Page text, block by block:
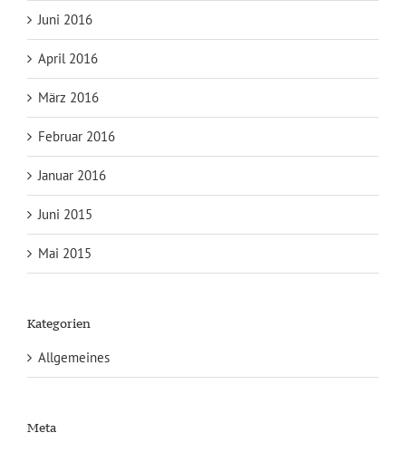
Juni 2016
April 2016
März 2016
Februar 2016
Januar 2016
Juni 2015
Mai 2015
Kategorien
Allgemeines
Meta